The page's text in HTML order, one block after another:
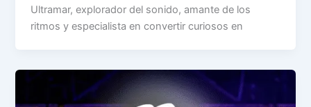
Ultramar, explorador del sonido, amante de los
ritmos y especialista en convertir curiosos en